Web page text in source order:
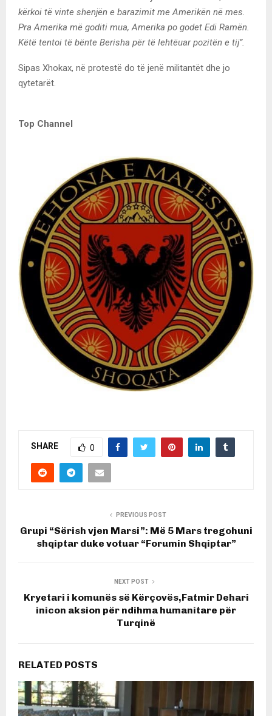
kërkoi të vinte shenjën e barazimit me Amerikën në mes.
Pra Amerika më goditi mua, Amerika po godet Edi Ramën.
Këtë tentoi të bënte Berisha për të lehtëuar pozitën e tij”.
Sipas Xhokax, në protestë do të jenë militantët dhe jo
qytetarët.
Top Channel
SHARE 0
PREVIOUS POST
Grupi “Sërish vjen Marsi”: Më 5 Mars tregohuni
shqiptar duke votuar “Forumin Shqiptar”
NEXT POST
Kryetari i komunës së Kërçovës,Fatmir Dehari
inicon aksion për ndihma humanitare për
Turqinë
RELATED POSTS